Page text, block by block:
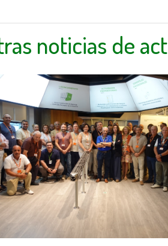
noticias de